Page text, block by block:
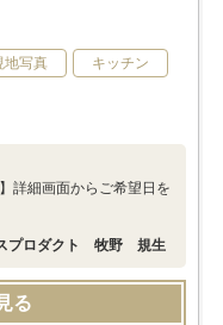
地写真 キッチン
詳細画面からご希望日を
プロダクト 牧野 規生
る